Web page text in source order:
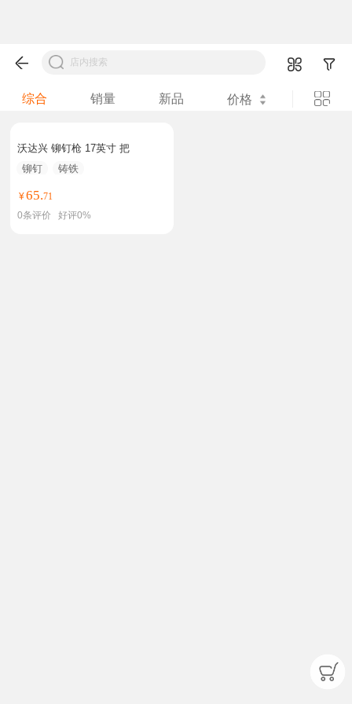
综合 销量 新品 价格
沃达兴 铆钉枪 17英寸 把
铆钉
铸铁
¥65.71
0条评价 好评0%